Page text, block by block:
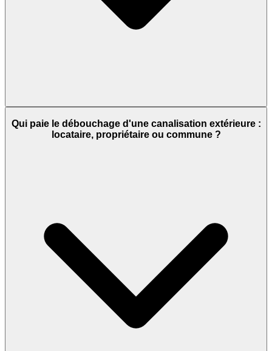
Qui paie le débouchage d'une canalisation extérieure :
locataire, propriétaire ou commune ?